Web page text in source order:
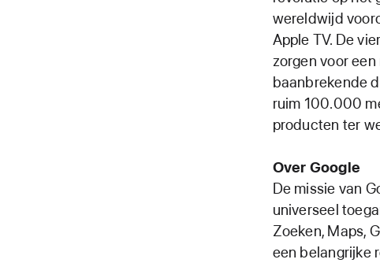
wereldwijd
Apple TV. De
zorgen voor
baanbrekende
ruim 100.000
producten ter
Over Google
De missie van
universeel
Zoeken, Maps,
een belangrijke